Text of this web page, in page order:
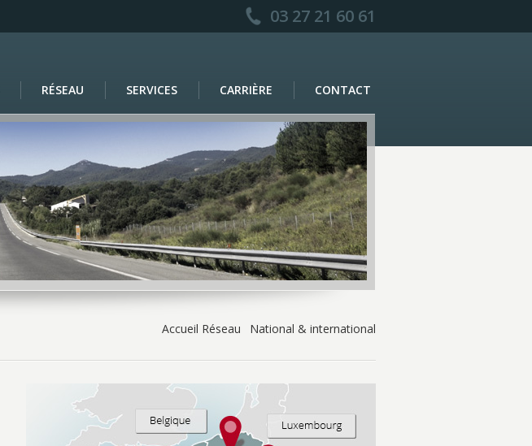
03 27 21 60 61
RÉSEAU SERVICES CARRIÈRE CONTACT
Accueil Réseau National & international